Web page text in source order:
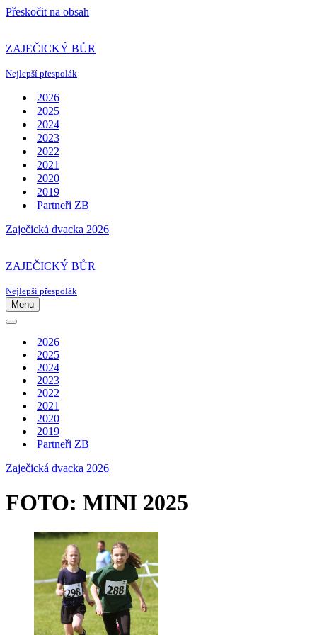
Přeskočit na obsah
ZAJEČICKÝ BŮR
Nejlepší přespolák
2026
2025
2024
2023
2022
2021
2020
2019
Partneři ZB
Zaječická dvacka 2026
ZAJEČICKÝ BŮR
Nejlepší přespolák
Menu
Navigační
Navigační
2026
2025
2024
2023
2022
2021
2020
2019
Partneři ZB
Zaječická dvacka 2026
FOTO: MINI 2025